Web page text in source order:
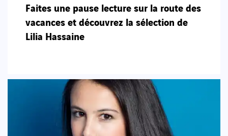
Faites une pause lecture sur la route des
vacances et découvrez la sélection de
Lilia Hassaine